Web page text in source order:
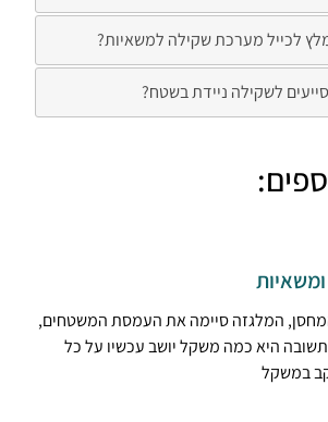
לכייל מערכת שקילה למשאיות?
לשקילה ניידת בשטח?
המלגזה סיימה את העמסת המשטחים,
היא כמה משקל יושב עכשיו על כל
במשקל